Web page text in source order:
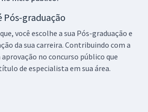
Pós-graduação
você escolhe a sua Pós-graduação e
da sua carreira. Contribuindo com a
no concurso público que
de especialista em sua área.